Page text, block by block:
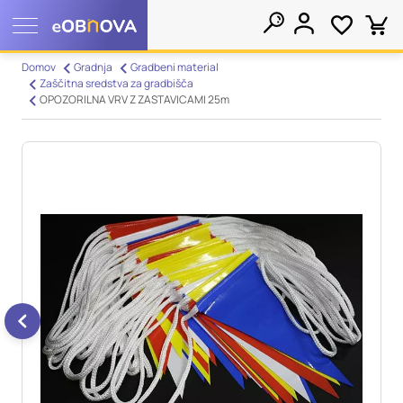
Domov Gradnja
Gradbeni material
Zaščitna sredstva za gradbišča
OPOZORILNA VRV Z ZASTAVICAMI 25m
Nastavitve piškotkov
Vaša zasebnost
Ko obiščete katero koli spletno mesto, mesto lahko shrani ali
deluje v skladu z vašimi pričakovanji. Te informacije običajno
ne razkrivajo neposredno vaše identitete, vendar vam lahko
zagotovijo bolj prilagojeno spletno uporabniško izkušnjo.
Nekatere vrste piškotkov lahko zavrnete. Klikajte različna
imena kategorij, da si ogledate več informacij in spremenite
privzete nastavitve. Blokiranje določenih vrst piškotkov vpliva
na vašo uporabo tega spletnega mesta in naše storitve.Več
informacij
Obvezni piškotki
Vedno aktivni